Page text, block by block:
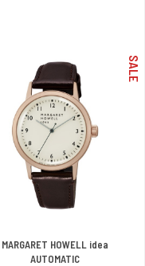
SALE
MARGARET HOWELL idea
AUTOMATIC